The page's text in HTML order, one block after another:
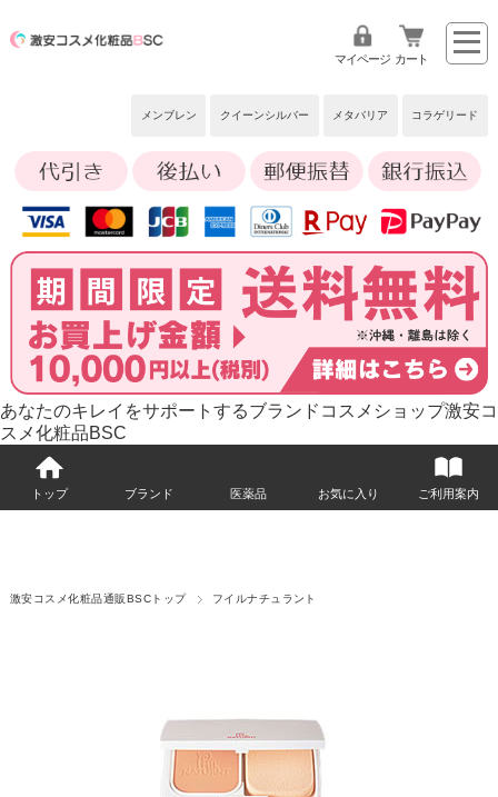
メンブレン クイーンシルバー メタバリア コラゲリード
マイページ カート
あなたのキレイをサポートするブランドコスメショップ激安コ
スメ化粧品BSC
トップ ブランド 医薬品 お気に入り ご利用案内
激安コスメ化粧品通販BSCトップ フイルナチュラント